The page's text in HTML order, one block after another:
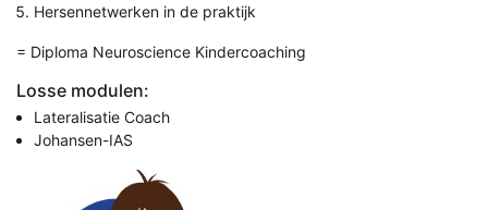
Hersennetwerken in de praktijk
= Diploma Neuroscience Kindercoaching
Losse modulen:
Lateralisatie Coach
Johansen-IAS